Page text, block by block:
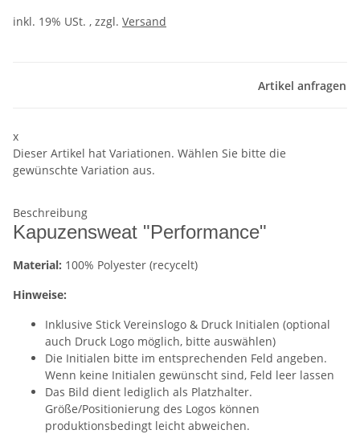
inkl. 19% USt. , zzgl. Versand
Artikel anfragen
x
Dieser Artikel hat Variationen. Wählen Sie bitte die
gewünschte Variation aus.
Beschreibung
Kapuzensweat "Performance"
Material: 100% Polyester (recycelt)
Hinweise:
Inklusive Stick Vereinslogo & Druck Initialen (optional
auch Druck Logo möglich, bitte auswählen)
Die Initialen bitte im entsprechenden Feld angeben.
Wenn keine Initialen gewünscht sind, Feld leer lassen
Das Bild dient lediglich als Platzhalter.
Größe/Positionierung des Logos können
produktionsbedingt leicht abweichen.